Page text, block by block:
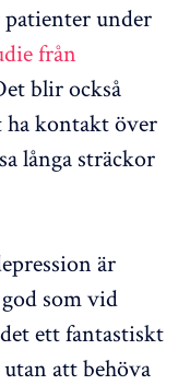
patienter under
från
blir också
ha kontakt över
långa sträckor
är
som vid
ett fantastiskt
att behöva